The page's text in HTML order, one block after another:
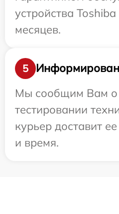
устройства
месяцев.
5
Мы сообщим Вам о
тестировании
курьер доставит
и время.